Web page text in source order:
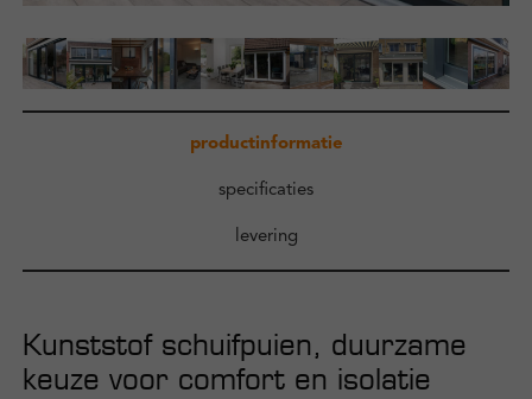
Inloggen
productinformatie
specificaties
levering
Kunststof schuifpuien, duurzame
keuze voor comfort en isolatie